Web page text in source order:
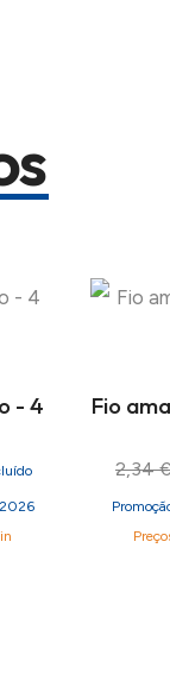
- 4
Fio
2,34